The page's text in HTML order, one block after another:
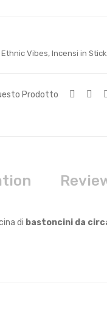
Ethnic Vibes, Incensi in Stick
Prodotto
di bastoncini da